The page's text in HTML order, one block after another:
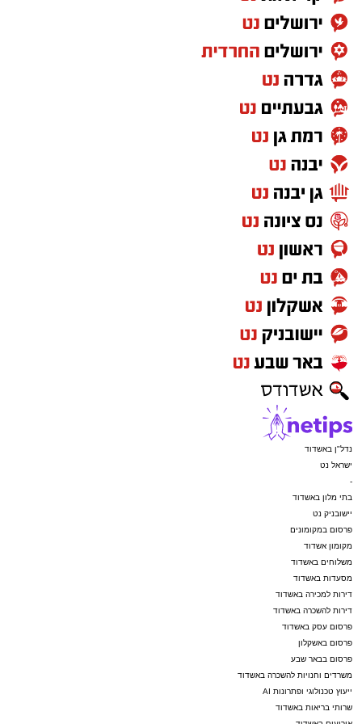
להורים בקריאה חד-משמעית להקפיד לשאת
עליהם את מפתח הרכב בכל רגע נתון ולא
להשאירו בידי ילדים קטנים ללא השגחה. במקרה
חירום של נעילת רכב, יש ליצור קשר מיידי עם
מוקד ידידים בטלפון
מעוניינים להגיב? לדווח ? צרו איתנו קשר במייל -
ASHDODS@ISNET.CO.IL
נדל"ן באשדוד
ישראל נט
-
בתי מלון באשדוד
יישובניק נט
פרסום במקומונים
מקומון אשדוד
משלוחים באשדוד
מסעדות באשדוד
דירות למכירה באשדוד
דירות להשכרה באשדוד
פרסום עסק באשדוד
פרסום באשקלון
פרסום בבאר שבע
משרדים וחנויות להשכרה באשדוד
ייעוץ טכנולוגי ופתרונות AI
שרותי בריאות באשדוד